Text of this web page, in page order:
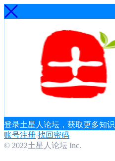
登录土星人论坛，获取更多知识
账号注册 找回密码
© 2022土星人论坛 Inc.